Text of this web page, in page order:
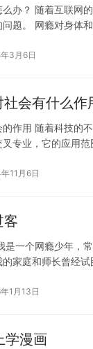
办？ 随着互联网
题。 网瘾对身体
3月6日
会有什么作
作用 随着科技的
专业，它的应用
11月6日
客
是一个网瘾少年，
家庭和师长曾经
1月13日
学漫画